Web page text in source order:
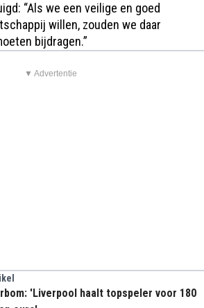
“Als we een veilige en goed
willen, zouden we daar
bijdragen.”
▼ Advertentie
'Liverpool haalt topspeler voor 180